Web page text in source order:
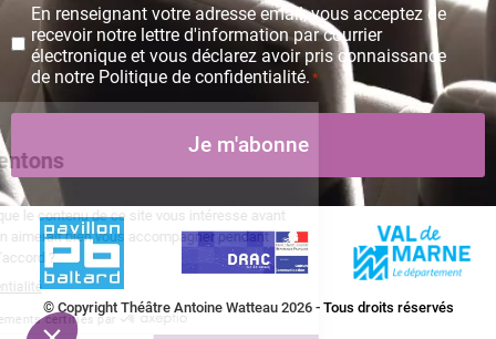
Protection
des
données
personnelles
*
En renseignant votre adresse email, vous acceptez de
recevoir notre lettre d'information par courrier
électronique et vous déclarez avoir pris connaissance
de notre Politique de confidentialité. *
© Copyright Théâtre Antoine Watteau 2026 - Tous droits réservés